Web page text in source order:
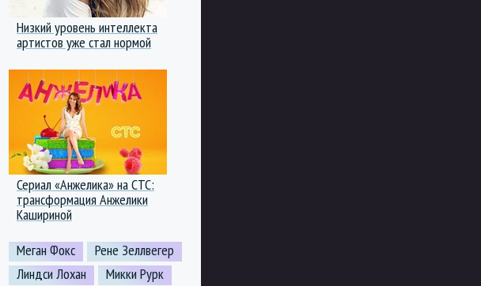
Низкий уровень интеллекта
артистов уже стал нормой
Сериал «Анжелика» на СТС:
трансформация Анжелики
Кашириной
Меган Фокс
Рене Зеллвегер
Линдси Лохан
Микки Рурк